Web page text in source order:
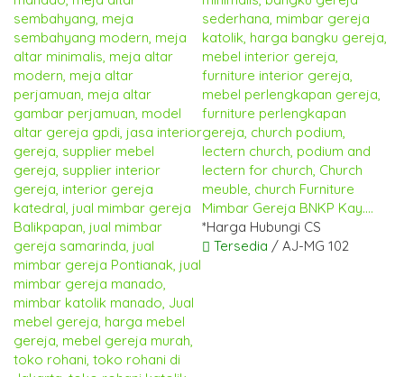
Mimbar Gereja BNKP Kay....
*Harga Hubungi CS
Tersedia / AJ-MG 102